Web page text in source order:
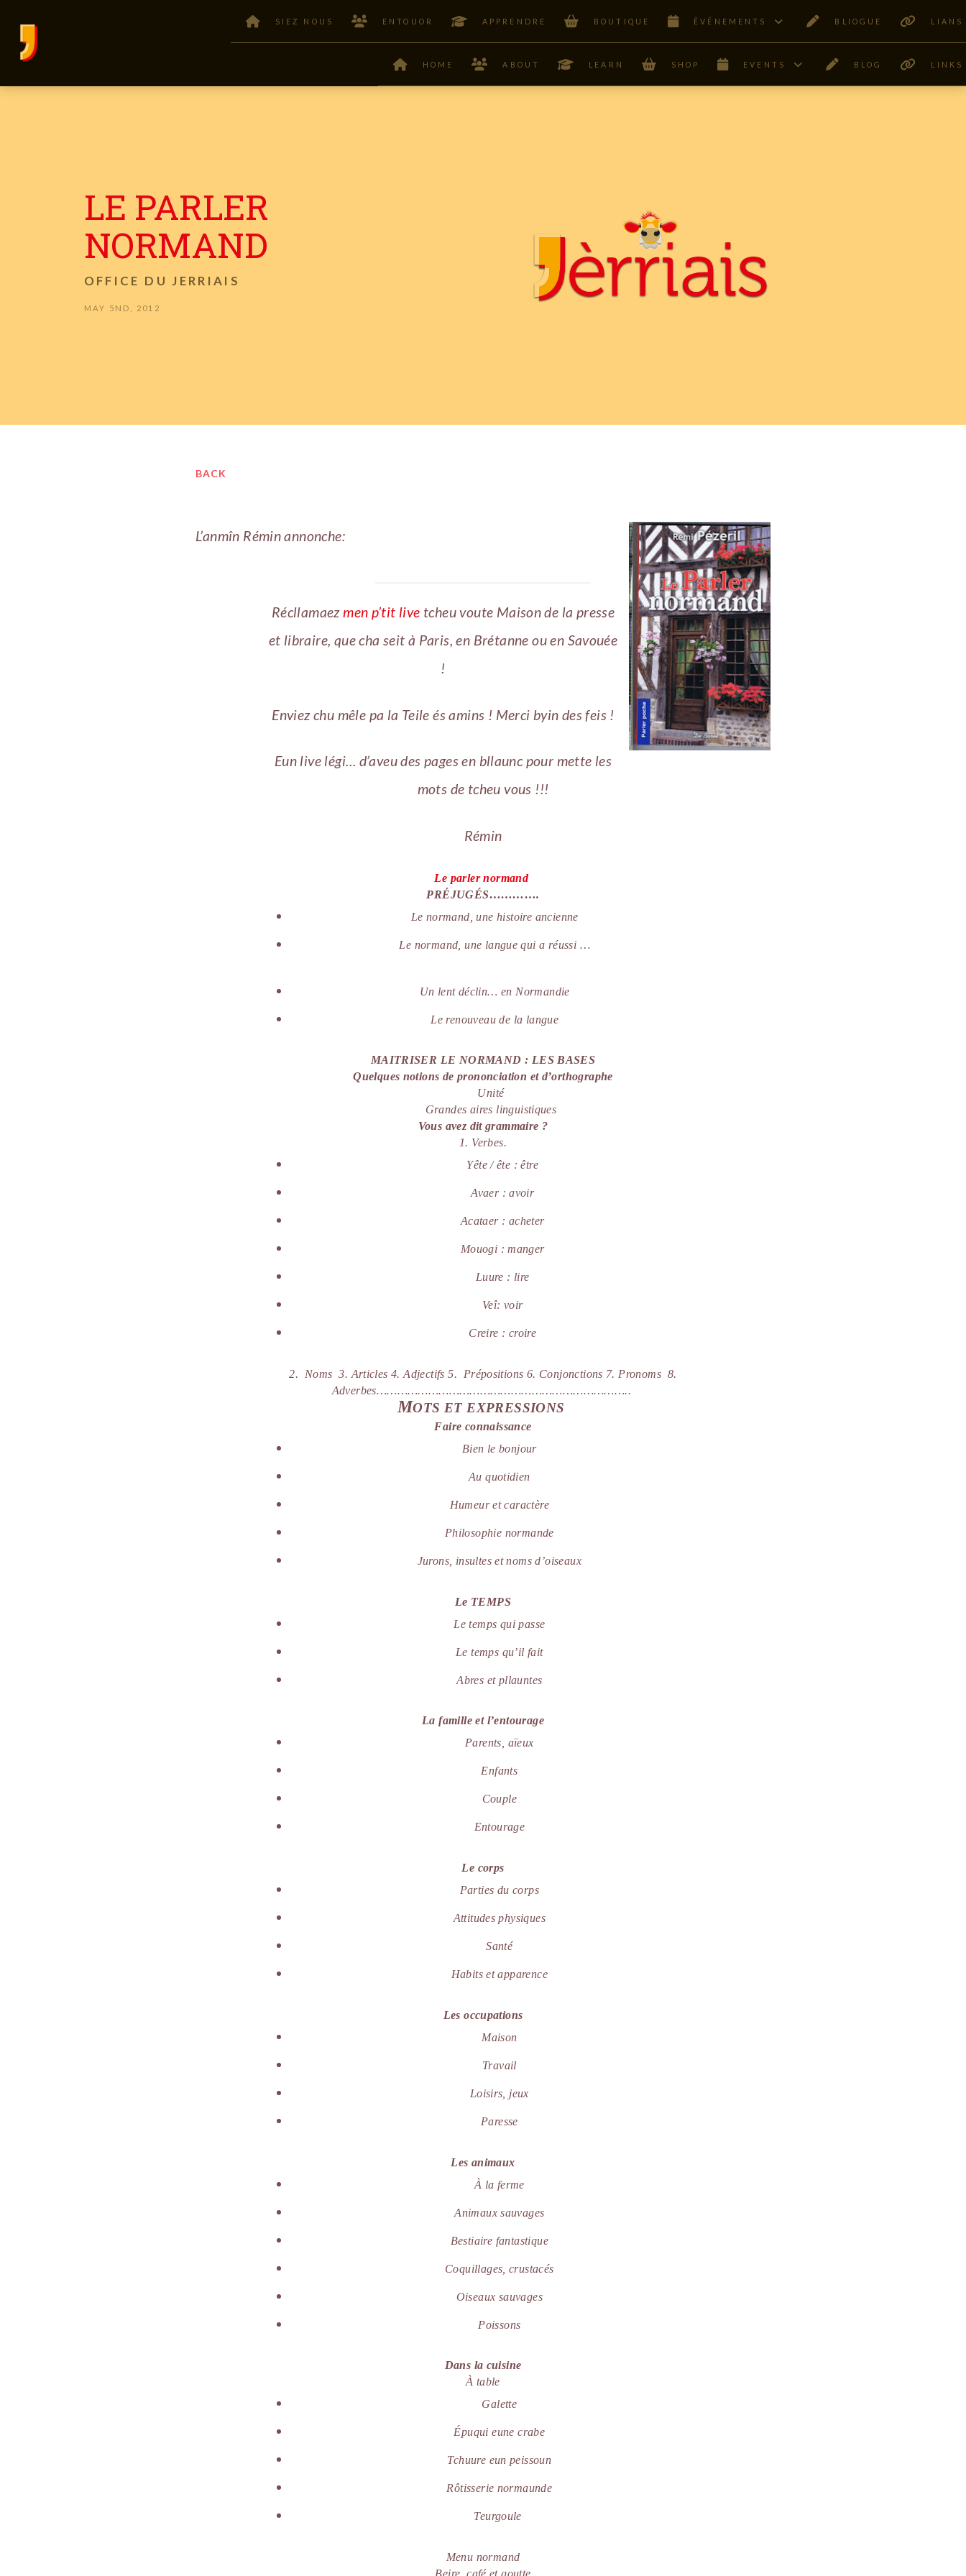
SIEZ NOUS ENTOUOR APPRENDRE BOUTIQUE ÊVÉNEMENTS BLIOGUE LIANS
HOME ABOUT LEARN SHOP EVENTS BLOG LINKS
LE PARLER
NORMAND
OFFICE DU JERRIAIS
MAY 5ND, 2012
BACK
L’anmîn Rémin annonche:
Récllamaezmen p’tit live tcheu voute Maison de la presse
et libraire, que cha seit à Paris, en Brétanne ou en Savouée
!
Enviez chu mêle pa la Teile és amins ! Merci byin des feis !
Eun live légi… d’aveu des pages en bllaunc pour mette les
mots de tcheu vous !!!
Rémin
Le parler normand
PRÉJUGÉS………….
Le normand, une histoire ancienne
Le normand, une langue qui a réussi …
Un lent déclin… en Normandie
Le renouveau de la langue
MAITRISER LE NORMAND : LES BASES
Quelques notions de prononciation et d’orthographe
Unité
Grandes aires linguistiques
Vous avez dit grammaire ?
1. Verbes.
Yête / ête : être
Avaer: avoir
Acataer: acheter
Mouogi : manger
Luure : lire
Veî: voir
Creire : croire
2. Noms 3. Articles 4. Adjectifs 5.
Prépositions 6. Conjonctions 7. Pronoms 8.
Adverbes………………………………………………………………..
MOTS ET EXPRESSIONS
Faire connaissance
Bien le bonjour
Au quotidien
Humeur et caractère
Philosophie normande
Jurons, insultes et noms d’oiseaux
Le TEMPS
Le temps qui passe
Le temps qu’il fait
Abres et pllauntes
La famille et l’entourage
Parents, aïeux
Enfants
Couple
Entourage
Le corps
Parties du corps
Attitudes physiques
Santé
Habits et apparence
Les occupations
Maison
Travail
Loisirs, jeux
Paresse
Les animaux
À la ferme
Animaux sauvages
Bestiaire fantastique
Coquillages, crustacés
Oiseaux sauvages
Poissons
Dans la cuisine
À table
Galette
Épuqui eune crabe
Tchuure eun peissoun
Rôtisserie normaunde
Teurgoule
Menu normand